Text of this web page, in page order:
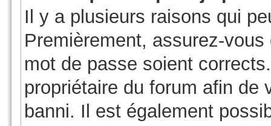
Il y a plusieurs raisons qui
Premièrement, assurez-
mot de passe soient
propriétaire du forum afin de
banni. Il est également